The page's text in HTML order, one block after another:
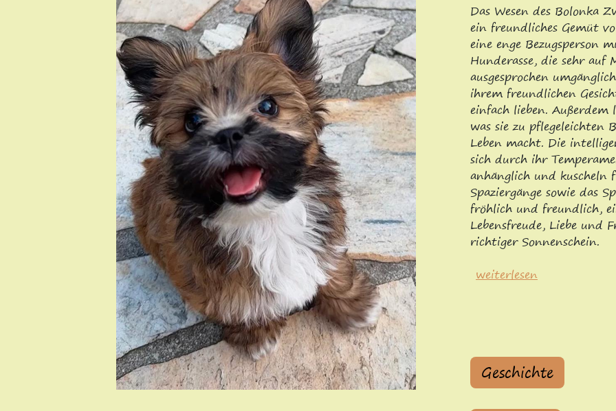
Das Wesen des Bolonka
ein freundliches Gemüt
eine enge Bezugsperson
Hunderasse, die sehr
ausgesprochen
ihrem freundlichen
einfach lieben.
was sie zu pflegeleichten
Leben macht. Die
sich durch ihr
anhänglich und kuscheln
Spaziergänge sowie das
fröhlich und freundlich,
Lebensfreude, Liebe und
richtiger Sonnenschein.
weiterlesen
Geschichte